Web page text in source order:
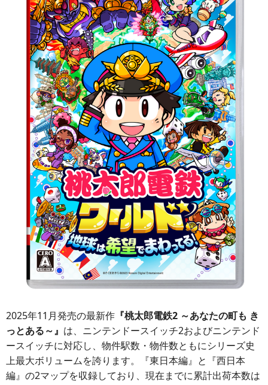
2025年11月発売の最新作 『桃太郎電鉄2 ～あなたの町も き
っとある～』 は、ニンテンドースイッチ2およびニンテンド
ースイッチに対応し、物件駅数・物件数ともにシリーズ史
上最大ボリュームを誇ります。『東日本編』と『西日本
編』の2マップを収録しており、現在までに累計出荷本数は